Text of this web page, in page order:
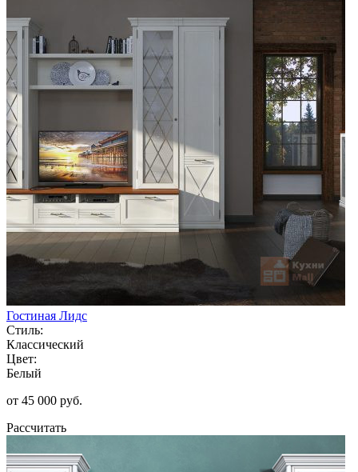
Гостиная Лидс
Стиль:
Классический
Цвет:
Белый
от 45 000 руб.
Рассчитать